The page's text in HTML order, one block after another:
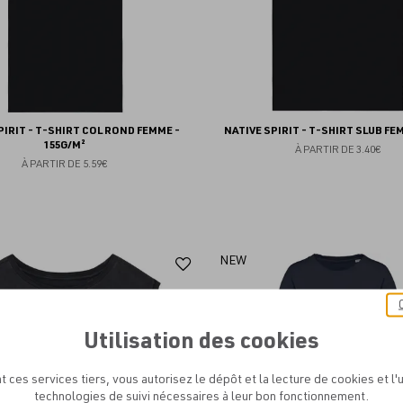
- T-SHIRT COL ROND FEMME -
155G/M²
À PARTIR DE 5.59€
NATIVE SPIRIT - T-SHIRT SLUB
À PARTIR DE 3.40€
Ajouter
aux
NEW
Utilisation des cookies
ces services tiers, vous autorisez le dépôt et la lecture de cookies et
technologies de suivi nécessaires à leur bon fonctionnement.